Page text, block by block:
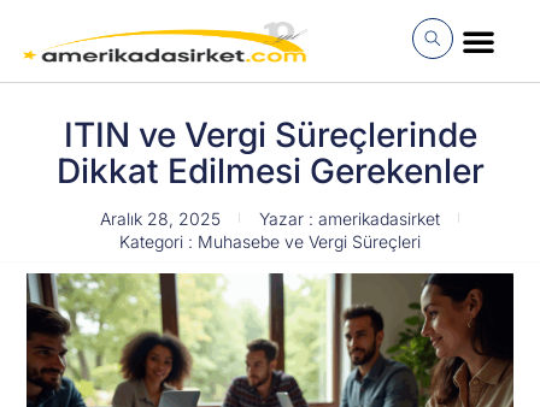
atla
ITIN ve Vergi Süreçlerinde
Dikkat Edilmesi Gerekenler
Aralık 28, 2025 Yazar : amerikadasirket
Kategori : Muhasebe ve Vergi Süreçleri